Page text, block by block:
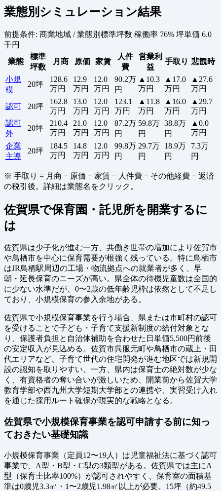
業態別シミュレーション結果
前提条件: 商業地域 / 業態別標準坪数 稼働率 76% 坪単価 6.0
千円
業態
標準
坪数
月商 原価 家賃
人件
費
営業利
益
手取り 悲観時
小規
模
20坪
128.6
万円
12.9
万円
12.0
万円
90.2万
円
▲10.3
万円
▲17.0
万円
▲27.6
万円
認可 20坪
162.8
万円
13.0
万円
12.0
万円
123.1
万円
▲11.8
万円
▲16.0
万円
▲29.7
万円
認可
外
20坪
210.4
万円
21.0
万円
12.0
万円
87.2万
円
59.8万
円
38.8万
円
▲0.0
万円
企業
主導
20坪
184.5
万円
14.8
万円
12.0
万円
99.8万
円
29.7万
円
18.9万
円
7.3万
円
※ 手取り = 月商 − 原価 − 家賃 − 人件費 − その他経費 − 返済
の税引後。詳細は業態名をクリック。
佐賀県で保育園・託児所を開業するに
は
佐賀県は少子化が進む一方、共働き世帯の増加により佐賀市
や鳥栖市を中心に保育需要が根強く残っている。特に鳥栖市
はJR鳥栖駅周辺の工場・物流拠点への就業者が多く、早
朝・延長保育のニーズが高い。県全体の待機児童数は全国的
に少ない水準だが、0〜2歳の低年齢児枠は依然として不足し
ており、小規模保育の参入余地がある。
佐賀県で小規模保育事業を行う場合、県または市町村の認可
を受けることで子ども・子育て支援新制度の給付対象とな
り、保護者負担と自治体補助を合わせた日単価5,500円前後
の安定収入が見込める。佐賀市呉服元町や鳥栖市の蔵上・田
代エリアなど、子育て世代の住宅開発が進む地区では新規開
設の認知を取りやすい。一方、県内は保育士の絶対数が少な
く、有資格者の奪い合いが激しいため、開業前から佐賀大学
教育学部や西九州大学短期大学部との連携や、実習受け入れ
を通じた採用ルート確保が現実的な戦略となる。
佐賀県で小規模保育事業を認可申請する前に知っ
ておきたい基礎知識
小規模保育事業（定員12〜19人）は児童福祉法に基づく認可
事業で、A型・B型・C型の3類型がある。佐賀県では主にA
型（保育士比率100%）が認可されやすく、保育室の面積基
準は0歳児3.3㎡・1〜2歳児1.98㎡以上が必要。15坪（約49.5